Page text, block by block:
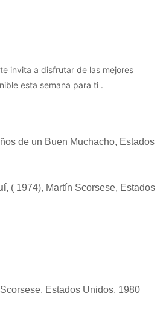
invita a disfrutar de las mejores
esta semana para ti .
de un Buen Muchacho, Estados
( 1974), Martín Scorsese, Estados
Estados Unidos, 1980